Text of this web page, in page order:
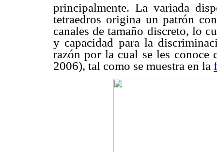
principalmente. La variada
tetraedros origina un patrón
canales de tamaño discreto, lo
y capacidad para la
razón por la cual se les conoce
2006), tal como se muestra en la